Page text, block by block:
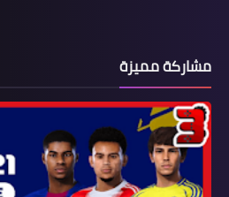
مشاركة مميزة